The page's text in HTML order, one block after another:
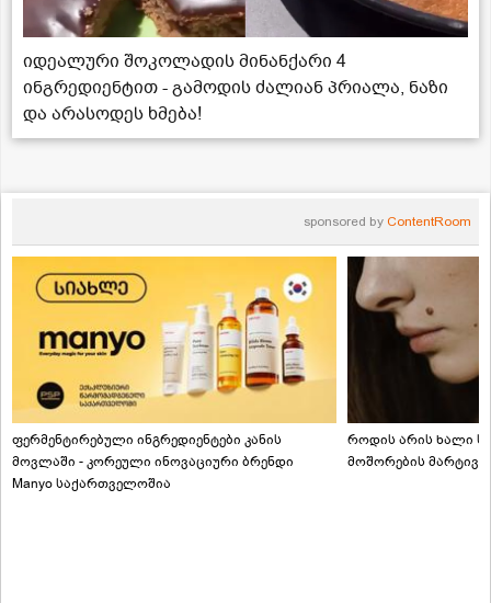
იდეალური შოკოლადის მინანქარი 4
ინგრედიენტით - გამოდის ძალიან პრიალა, ნაზი
და არასოდეს ხმება!
sponsored by ContentRoom
ფერმენტირებული ინგრედიენტები კანის
მოვლაში - კორეული ინოვაციური ბრენდი
Manyo საქართველოშია
როდის არის ხალი
მოშორების